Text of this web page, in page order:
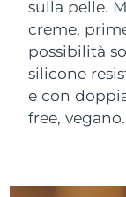
sulla pelle.
creme,
possibilità
silicone
e con
free, vegano.